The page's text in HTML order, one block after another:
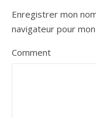
Enregistrer mon
navigateur pour
Comment